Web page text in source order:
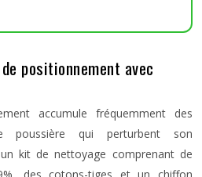
positionnement avec
accumule fréquemment des
poussière qui perturbent son
kit de nettoyage comprenant de